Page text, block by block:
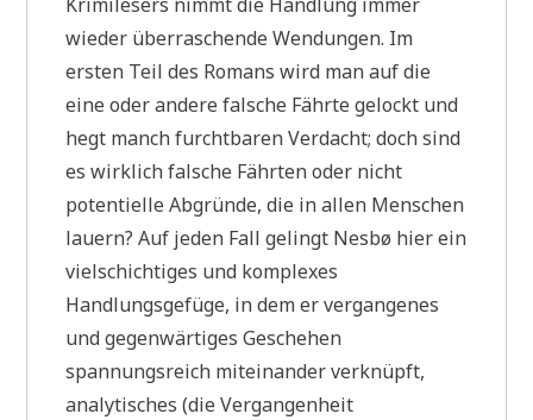
wieder überraschende Wendungen. Im
ersten Teil des Romans wird man auf die
eine oder andere falsche Fährte gelockt und
hegt manch furchtbaren Verdacht; doch sind
es wirklich falsche Fährten oder nicht
potentielle Abgründe, die in allen Menschen
lauern? Auf jeden Fall gelingt Nesbø hier ein
vielschichtiges und komplexes
Handlungsgefüge, in dem er vergangenes
und gegenwärtiges Geschehen
spannungsreich miteinander verknüpft,
analytisches (die Vergangenheit